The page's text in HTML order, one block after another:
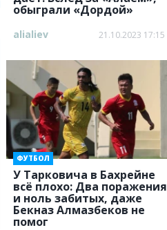
обыграли «Дордой»
alialiev 21.10.2023 17:15
У Тарковича в Бахрейне
всё плохо: Два поражения
и ноль забитых, даже
Бекназ Алмазбеков не
помог
ФУТБОЛ